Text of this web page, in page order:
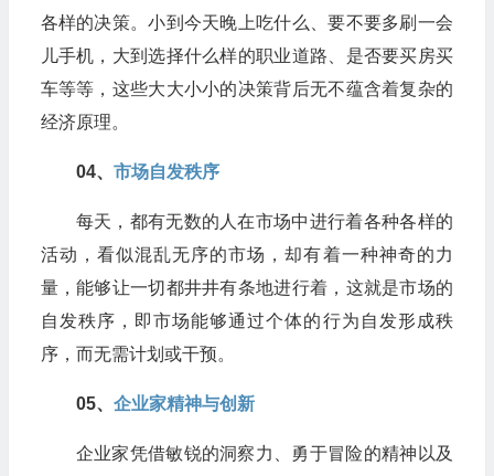
各样的决策。小到今天晚上吃什么、要不要多刷一会
儿手机，大到选择什么样的职业道路、是否要买房买
车等等，这些大大小小的决策背后无不蕴含着复杂的
经济原理。
04​、 市场自发秩序
每天，都有无数的人在市场中进行着各种各样的
活动，看似混乱无序的市场，却有着一种神奇的力
量，能够让一切都井井有条地进行着，这就是市场的
自发秩序，即市场能够通过个体的行为自发形成秩
序，而无需计划或干预。
05​、 企业家精神与创新
企业家凭借敏锐的洞察力、勇于冒险的精神以及